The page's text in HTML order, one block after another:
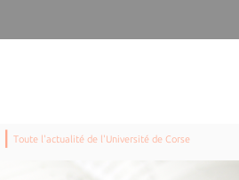
|Toute l'actualité de l'Université de Corse